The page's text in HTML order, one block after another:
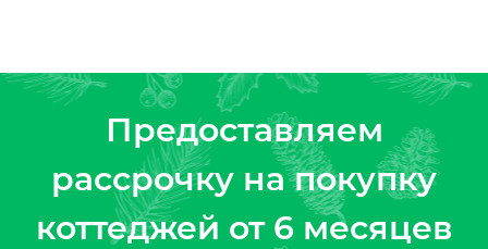
Предоставляем
рассрочку на покупку
коттеджей от 6 месяцев